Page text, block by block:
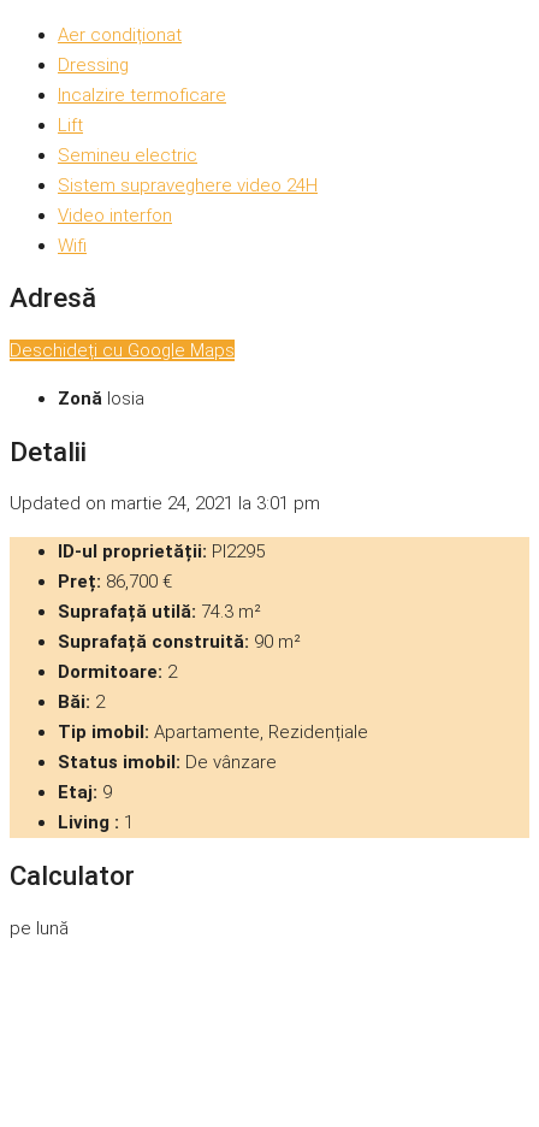
Aer condiționat
Dressing
Incalzire termoficare
Lift
Semineu electric
Sistem supraveghere video 24H
Video interfon
Wifi
Adresă
Deschideți cu Google Maps
Zonă Iosia
Detalii
Updated on martie 24, 2021 la 3:01 pm
ID-ul proprietății: PI2295
Preț: 86,700 €
Suprafață utilă: 74.3 m²
Suprafață construită: 90 m²
Dormitoare: 2
Băi: 2
Tip imobil: Apartamente, Rezidențiale
Status imobil: De vânzare
Etaj: 9
Living : 1
Calculator
pe lună